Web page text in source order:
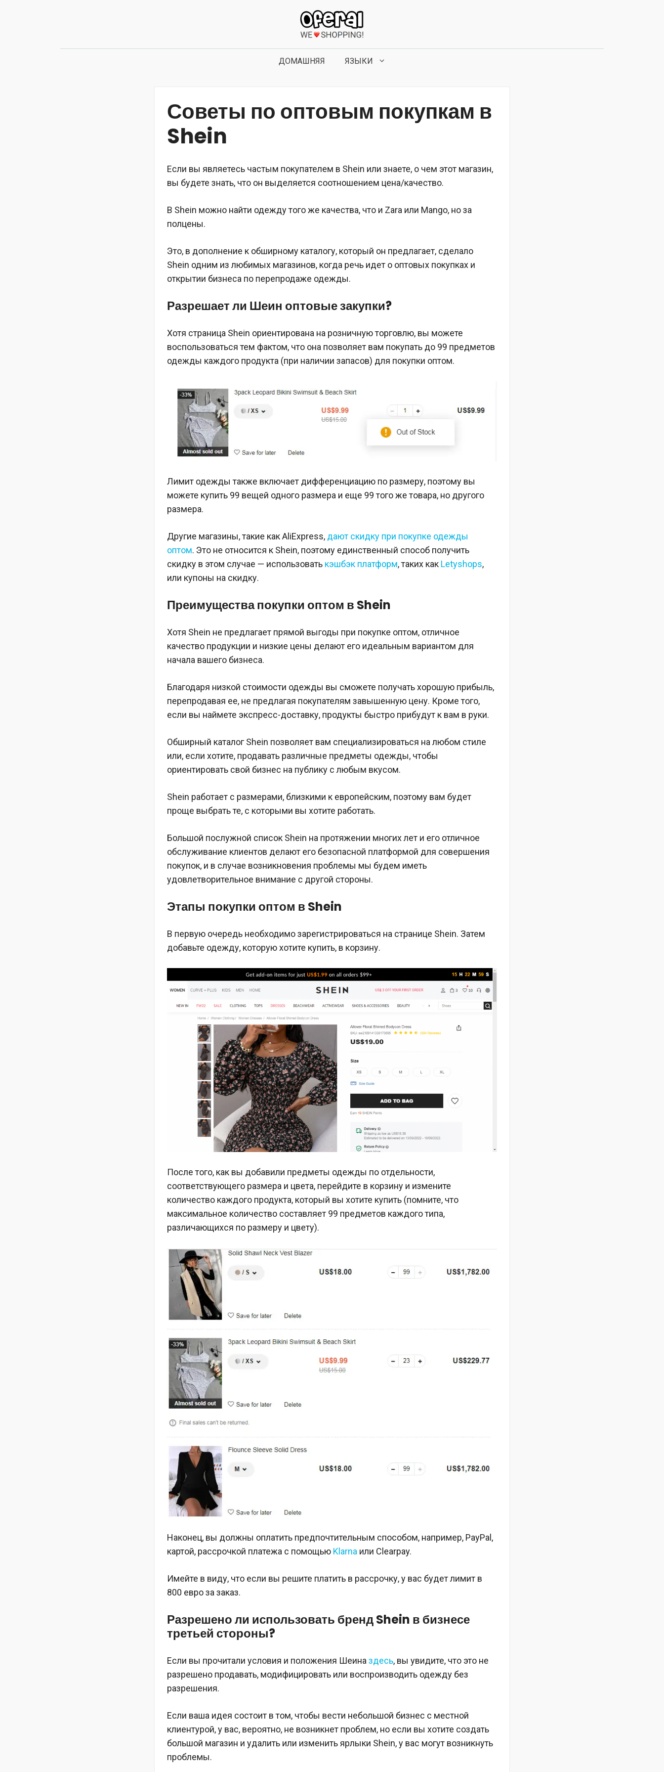
ДОМАШНЯЯ ЯЗЫКИ
Советы по оптовым покупкам в
Shein
Если вы являетесь частым покупателем в Shein или знаете, о чем этот магазин,
вы будете знать, что он выделяется соотношением цена/качество.
В Shein можно найти одежду того же качества, что и Zara или Mango, но за
полцены.
Это, в дополнение к обширному каталогу, который он предлагает, сделало
Shein одним из любимых магазинов, когда речь идет о оптовых покупках и
открытии бизнеса по перепродаже одежды.
Разрешает ли Шеин оптовые закупки?
Хотя страница Shein ориентирована на розничную торговлю, вы можете
воспользоваться тем фактом, что она позволяет вам покупать до 99 предметов
одежды каждого продукта (при наличии запасов) для покупки оптом.
Лимит одежды также включает дифференциацию по размеру, поэтому вы
можете купить 99 вещей одного размера и еще 99 того же товара, но другого
размера.
Другие магазины, такие как AliExpress, дают скидку при покупке одежды
оптом. Это не относится к Shein, поэтому единственный способ получить
скидку в этом случае — использовать кэшбэк платформ, таких как Letyshops,
или купоны на скидку.
Преимущества покупки оптом в Shein
Хотя Shein не предлагает прямой выгоды при покупке оптом, отличное
качество продукции и низкие цены делают его идеальным вариантом для
начала вашего бизнеса.
Благодаря низкой стоимости одежды вы сможете получать хорошую прибыль,
перепродавая ее, не предлагая покупателям завышенную цену. Кроме того,
если вы наймете экспресс-доставку, продукты быстро прибудут к вам в руки.
Обширный каталог Shein позволяет вам специализироваться на любом стиле
или, если хотите, продавать различные предметы одежды, чтобы
ориентировать свой бизнес на публику с любым вкусом.
Shein работает с размерами, близкими к европейским, поэтому вам будет
проще выбрать те, с которыми вы хотите работать.
Большой послужной список Shein на протяжении многих лет и его отличное
обслуживание клиентов делают его безопасной платформой для совершения
покупок, и в случае возникновения проблемы мы будем иметь
удовлетворительное внимание с другой стороны.
Этапы покупки оптом в Shein
В первую очередь необходимо зарегистрироваться на странице Shein. Затем
добавьте одежду, которую хотите купить, в корзину.
После того, как вы добавили предметы одежды по отдельности,
соответствующего размера и цвета, перейдите в корзину и измените
количество каждого продукта, который вы хотите купить (помните, что
максимальное количество составляет 99 предметов каждого типа,
различающихся по размеру и цвету).
Наконец, вы должны оплатить предпочтительным способом, например, PayPal,
картой, рассрочкой платежа с помощью Klarna или Clearpay.
Имейте в виду, что если вы решите платить в рассрочку, у вас будет лимит в
800 евро за заказ.
Разрешено ли использовать бренд Shein в бизнесе
третьей стороны?
Если вы прочитали условия и положения Шеиназдесь, вы увидите, что это не
разрешено продавать, модифицировать или воспроизводить одежду без
разрешения.
Если ваша идея состоит в том, чтобы вести небольшой бизнес с местной
клиентурой, у вас, вероятно, не возникнет проблем, но если вы хотите создать
большой магазин и удалить или изменить ярлыки Shein, у вас могут возникнуть
проблемы.